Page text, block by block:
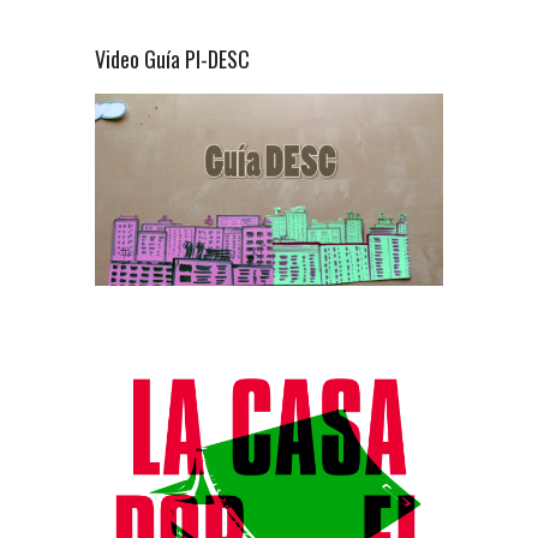
Video Guía PI-DESC